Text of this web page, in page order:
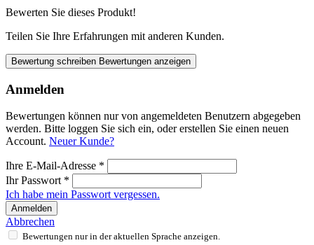
Bewerten Sie dieses Produkt!
Teilen Sie Ihre Erfahrungen mit anderen Kunden.
Bewertung schreiben Bewertungen anzeigen
Anmelden
Bewertungen können nur von angemeldeten Benutzern abgegeben
werden. Bitte loggen Sie sich ein, oder erstellen Sie einen neuen
Account. Neuer Kunde?
Ihre E-Mail-Adresse *
Ihr Passwort *
Ich habe mein Passwort vergessen.
Anmelden
Abbrechen
Bewertungen nur in der aktuellen Sprache anzeigen.